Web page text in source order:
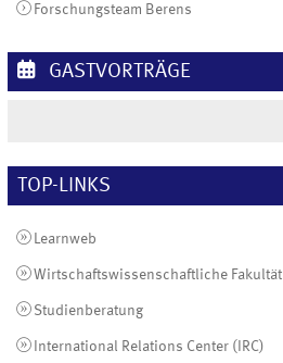
Forschungsteam Berens
GASTVORTRÄGE
TOP-LINKS
Learnweb
Wirtschaftswissenschaftliche Fakultät
Studienberatung
International Relations Center (IRC)